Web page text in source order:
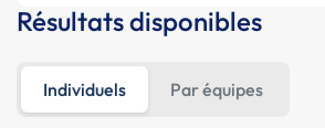
Résultats disponibles
Individuels Par équipes